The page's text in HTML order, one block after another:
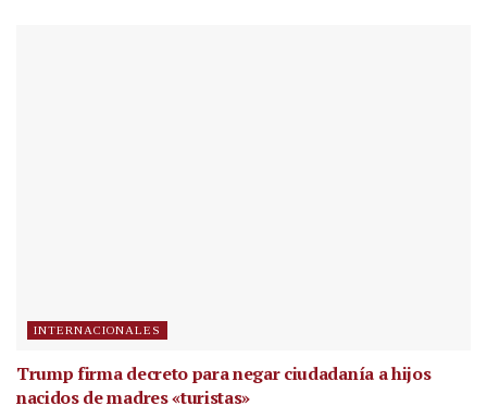
INTERNACIONALES
Trump firma decreto para negar ciudadanía a hijos
nacidos de madres «turistas»